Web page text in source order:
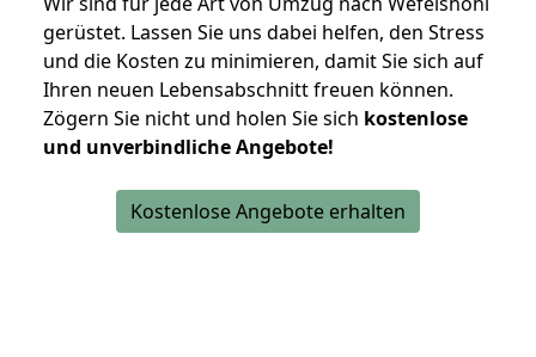
gerüstet. Lassen Sie uns dabei helfen, den Stress
und die Kosten zu minimieren, damit Sie sich auf
Ihren neuen Lebensabschnitt freuen können.
Zögern Sie nicht und holen Sie sich kostenlose
und unverbindliche Angebote!
Kostenlose Angebote erhalten